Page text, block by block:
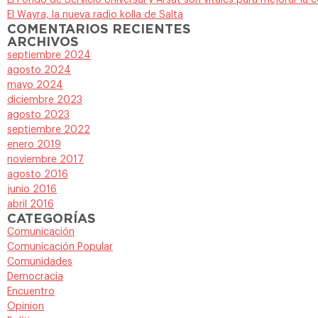
El Wayra, la nueva radio kolla de Salta
COMENTARIOS RECIENTES
ARCHIVOS
septiembre 2024
agosto 2024
mayo 2024
diciembre 2023
agosto 2023
septiembre 2022
enero 2019
noviembre 2017
agosto 2016
junio 2016
abril 2016
CATEGORÍAS
Comunicación
Comunicación Popular
Comunidades
Democracia
Encuentro
Opinion